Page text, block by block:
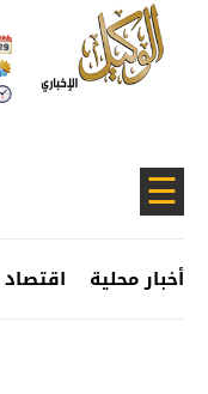
☰
أخبار محلية